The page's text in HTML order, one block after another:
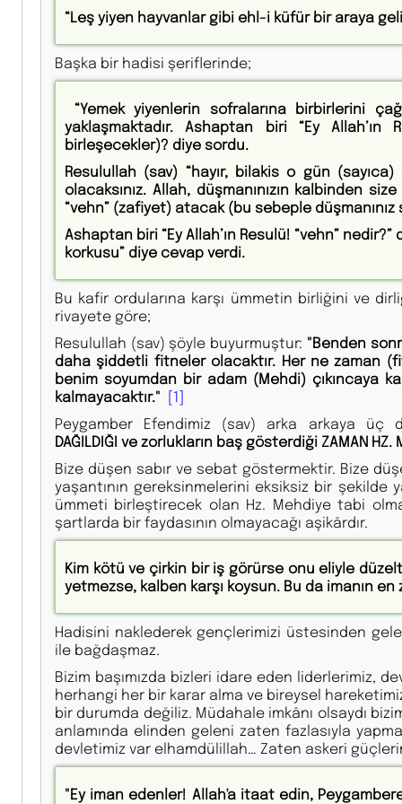
“Leş yiyen hayvanlar gibi ehl-i küfür bir araya
Başka bir hadisi şeriflerinde;
“Yemek yiyenlerin sofralarına birbirlerini
yaklaşmaktadır. Ashaptan biri “Ey
birleşecekler)? diye sordu.
Resulullah (sav) “hayır, bilakis o gün
olacaksınız. Allah, düşmanınızın kalbinden
“vehn” (zafiyet) atacak (bu sebeple
Ashaptan biri “Ey Allah’ın Resulü! “vehn”
korkusu” diye cevap verdi.
Bu kafir ordularına karşı ümmetin birliğini ve
rivayete göre;
Resulullah (sav) şöyle buyurmuştur: "Benden
daha şiddetli fitneler olacaktır. Her ne zaman
benim soyumdan bir adam (Mehdi) çıkıncaya
kalmayacaktır." [1]
Peygamber Efendimiz (sav) arka arkaya
DAĞILDIĞI ve zorlukların baş gösterdiği ZAMAN HZ.
Bize düşen sabır ve sebat göstermektir. Bize
yaşantının gereksinmelerini eksiksiz bir şekilde
ümmeti birleştirecek olan Hz. Mehdiye tabi
şartlarda bir faydasının olmayacağı aşikârdır.
Kim kötü ve çirkin bir iş görürse onu eliyle
yetmezse, kalben karşı koysun. Bu da imanın en
Hadisini naklederek gençlerimizi üstesinden
ile bağdaşmaz.
Bizim başımızda bizleri idare eden liderlerimiz,
herhangi her bir karar alma ve bireysel
bir durumda değiliz. Müdahale imkânı olsaydı
anlamında elinden geleni zaten fazlasıyla
devletimiz var elhamdülillah… Zaten askeri
"Ey iman edenler! Allah'a itaat edin,